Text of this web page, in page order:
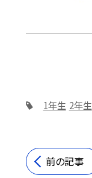
1年生 2年生
前の記事